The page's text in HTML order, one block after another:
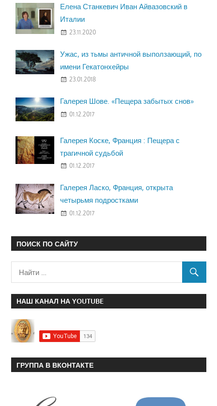
Елена Станкевич Иван Айвазовский в
Италии
23.11.2020
Ужас, из тьмы античной выползающий, по
имени Гекатонхейры
23.01.2018
Галерея Шове. «Пещера забытых снов»
01.12.2017
Галерея Коске, Франция : Пещера с
трагичной судьбой
01.12.2017
Галерея Ласко, Франция, открыта
четырьмя подростками
01.12.2017
ПОИСК ПО САЙТУ
НАШ КАНАЛ НА YOUTUBE
ГРУППА В ВКОНТАКТЕ